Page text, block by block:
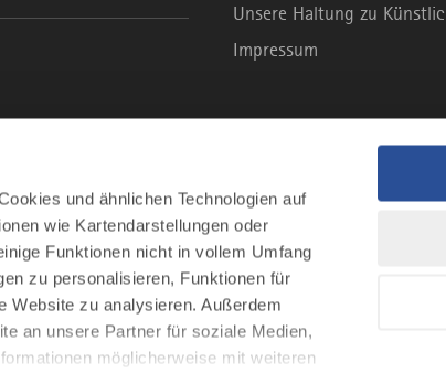
und ähnlichen Technologien auf
wie Kartendarstellungen oder
Funktionen nicht in vollem Umfang
zu personalisieren, Funktionen für
Website zu analysieren. Außerdem
an unsere Partner für soziale Medien,
möglicherweise mit weiteren
die Region
Unsere Haltung zu
Impressum
VORBEHALTEN